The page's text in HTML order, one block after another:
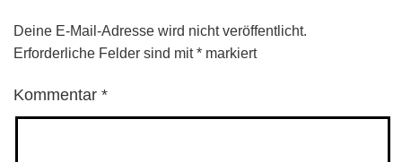
Deine E-Mail-Adresse wird nicht veröffentlicht.
Erforderliche Felder sind mit* markiert
Kommentar *